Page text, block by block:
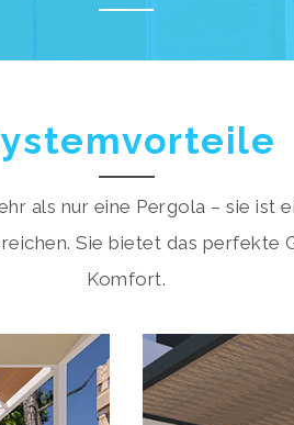
als nur eine Pergola – sie ist
Sie bietet das perfekte
Komfort.